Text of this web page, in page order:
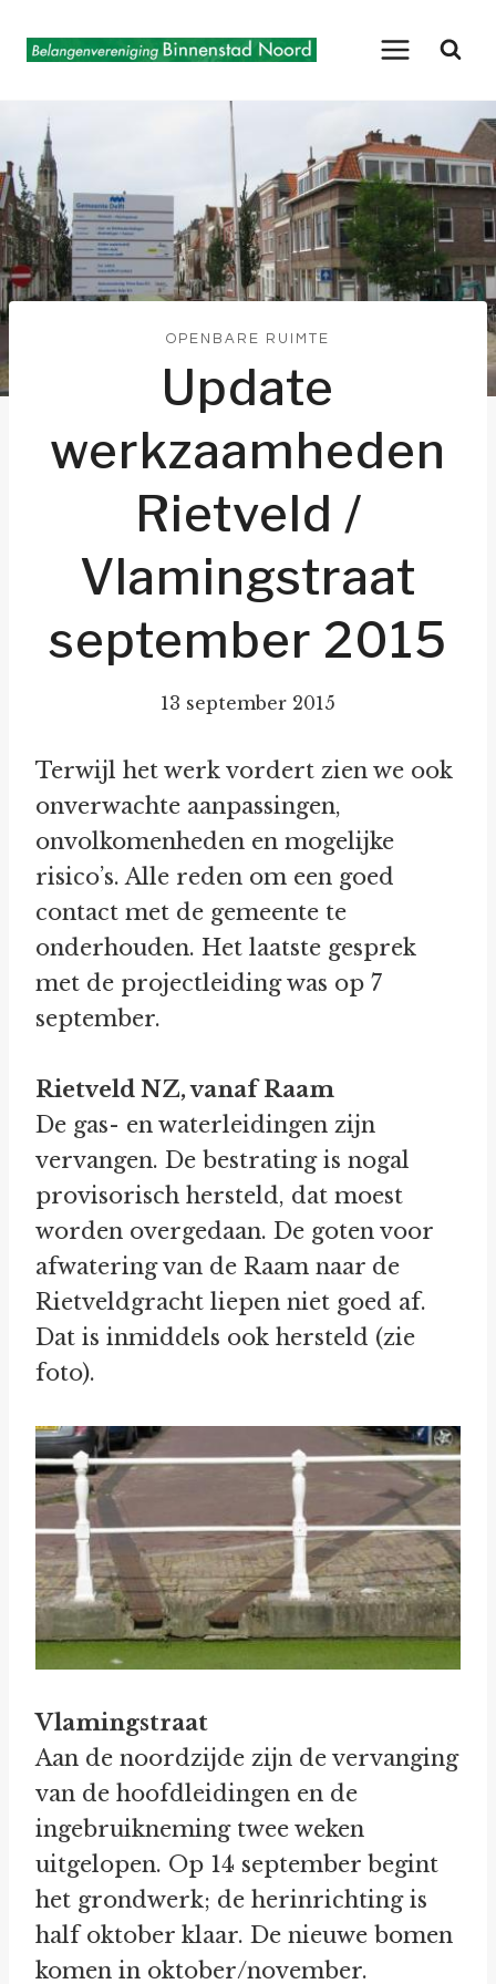
naar
OPENBARE RUIMTE
Update
werkzaamheden
Rietveld /
Vlamingstraat
september 2015
13 september 2015
Terwijl het werk vordert zien we ook
onverwachte aanpassingen,
onvolkomenheden en mogelijke
risico’s. Alle reden om een goed
contact met de gemeente te
onderhouden. Het laatste gesprek
met de projectleiding was op 7
september.
Rietveld NZ, vanaf Raam
De gas- en waterleidingen zijn
vervangen. De bestrating is nogal
provisorisch hersteld, dat moest
worden overgedaan. De goten voor
afwatering van de Raam naar de
Rietveldgracht liepen niet goed af.
Dat is inmiddels ook hersteld (zie
foto).
Vlamingstraat
Aan de noordzijde zijn de vervanging
van de hoofdleidingen en de
ingebruikneming twee weken
uitgelopen. Op 14 september begint
het grondwerk; de herinrichting is
half oktober klaar. De nieuwe bomen
komen in oktober/november.